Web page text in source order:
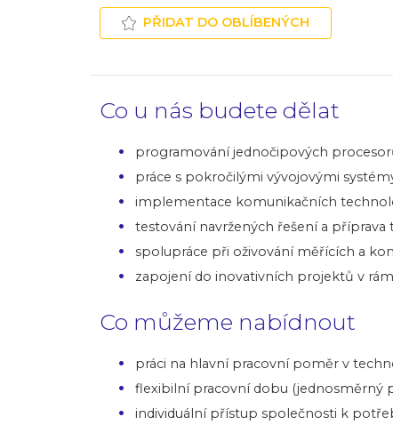
PŘIDAT DO OBLÍBENÝCH
Co u nás budete dělat
programování jednočipových
práce s pokročilými vývojovými
implementace komunikačních
testování navržených řešení a
spolupráce při oživování měřících a
zapojení do inovativních projektů v
Co můžeme nabídnout
práci na hlavní pracovní poměr v
flexibilní pracovní dobu (jednosměrný
individuální přístup společnosti k